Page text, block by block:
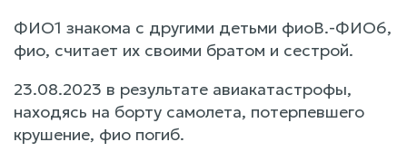
ФИО1 знакома с другими детьми фиоВ.-ФИО6,
фио, считает их своими братом и сестрой.
23.08.2023 в результате авиакатастрофы,
находясь на борту самолета, потерпевшего
крушение, фио погиб.